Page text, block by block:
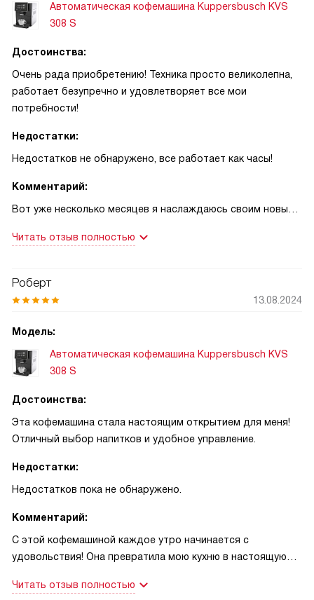
Автоматическая кофемашина Kuppersbusch KVS
308 S
Достоинства:
Очень рада приобретению! Техника просто великолепна,
работает безупречно и удовлетворяет все мои
потребности!
Недостатки:
Недостатков не обнаружено, все работает как часы!
Комментарий:
Вот уже несколько месяцев я наслаждаюсь своим новым
ароматного кофе, который я могу сделать прямо у себя
между разными видами кофе - от классического эспрессо
начинается в компании с любимым человеком.
ополаскивания системы при включении и выключении -
это очень удобно и позволяет экономить время на
уборку. А еще есть автоматическая программа удаления
работу машины.
Я не могу не отметить, как удобно регулировать степень
помола зерен и крепость кофе - каждый раз получается
наличия воды и зерен кофе тоже очень полезная функция
- так я всегда знаю, когда пора пополнить запасы.
кофейных зерен и съемный контейнер для воды - это
очень удобно и практично. Мощность подключения
вполне достаточна для быстрого приготовления напитка,
а максимальное давление помпы обеспечивает отличное
Читать отзыв полностью
Роберт
13.08.2024
Модель:
Автоматическая кофемашина Kuppersbusch KVS
308 S
Достоинства:
Эта кофемашина стала настоящим открытием для меня!
Отличный выбор напитков и удобное управление.
Недостатки:
Недостатков пока не обнаружено.
Комментарий:
С этой кофемашиной каждое утро начинается с
удовольствия! Она превратила мою кухню в настоящую
быстро она готовит кофе. Регулировка степени помола
Читать отзыв полностью